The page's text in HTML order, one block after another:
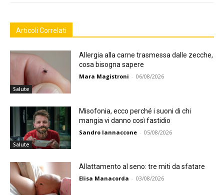
Articoli Correlati
Salute
Allergia alla carne trasmessa dalle zecche,
cosa bisogna sapere
Mara Magistroni - 06/08/2026
Salute
Misofonia, ecco perché i suoni di chi
mangia vi danno così fastidio
Sandro Iannaccone - 05/08/2026
Allattamento al seno: tre miti da sfatare
Elisa Manacorda - 03/08/2026